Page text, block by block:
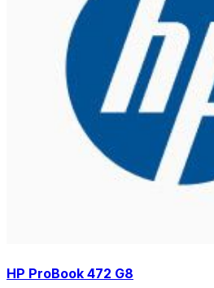
HP ProBook 472 G8